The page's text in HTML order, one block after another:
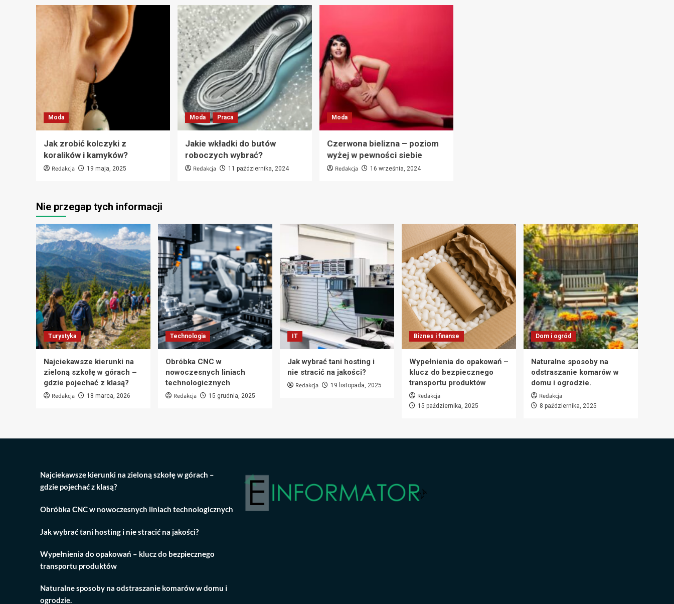
Moda
Jak zrobić kolczyki z
koralików i kamyków?
Redakcja 19 maja, 2025
Moda Praca
Jakie wkładki do butów
roboczych wybrać?
Redakcja 11 października, 2024
Moda
Czerwona bielizna – poziom
wyżej w pewności siebie
Redakcja 16 września, 2024
Nie przegap tych informacji
Turystyka
Najciekawsze kierunki na
zieloną szkołę w górach –
gdzie pojechać z klasą?
Redakcja 18 marca, 2026
Technologia
Obróbka CNC w
nowoczesnych liniach
technologicznych
Redakcja 15 grudnia, 2025
IT
Jak wybrać tani hosting i
nie stracić na jakości?
Redakcja 19 listopada, 2025
Biznes i finanse
Wypełnienia do opakowań –
klucz do bezpiecznego
transportu produktów
Redakcja
15 października, 2025
Dom i ogród
Naturalne sposoby na
odstraszanie komarów w
domu i ogrodzie.
Redakcja
8 października, 2025
Najciekawsze kierunki na zieloną szkołę w górach –
gdzie pojechać z klasą?
Obróbka CNC w nowoczesnych liniach technologicznych
Jak wybrać tani hosting i nie stracić na jakości?
Wypełnienia do opakowań – klucz do bezpiecznego
transportu produktów
Naturalne sposoby na odstraszanie komarów w domu i
ogrodzie.